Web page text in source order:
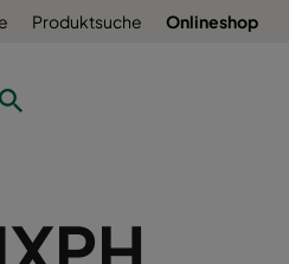
Produktsuche Onlineshop